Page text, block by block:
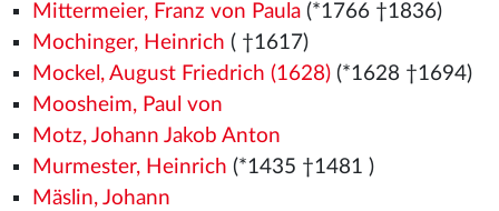
Mittermeier, Franz von Paula(*1766 †1836)
Mochinger, Heinrich ( †1617)
Mockel, August Friedrich (1628)(*1628 †1694)
Moosheim, Paul von
Motz, Johann Jakob Anton
Murmester, Heinrich (*1435 †1481 )
Mäslin, Johann